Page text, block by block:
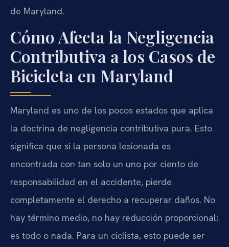
de Maryland.
Cómo Afecta la Negligencia
Contributiva a los Casos de
Bicicleta en Maryland
Maryland es uno de los pocos estados que aplica
la doctrina de negligencia contributiva pura. Esto
significa que si la persona lesionada es
encontrada con tan solo un uno por ciento de
responsabilidad en el accidente, pierde
completamente el derecho a recuperar daños. No
hay término medio, no hay reducción proporcional;
es todo o nada. Para un ciclista, esto puede ser